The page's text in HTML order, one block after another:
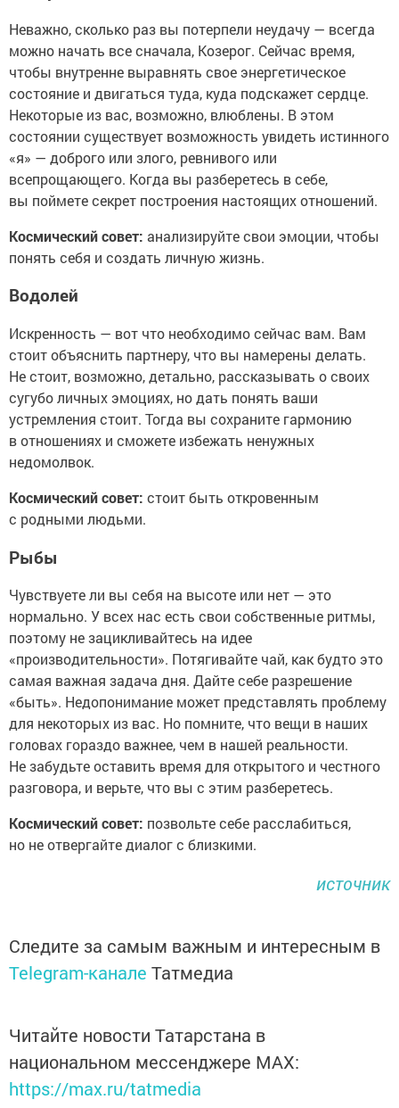
Неважно, сколько раз вы потерпели неудачу — всегда
можно начать все сначала, Козерог. Сейчас время,
чтобы внутренне выравнять свое энергетическое
состояние и двигаться туда, куда подскажет сердце.
Некоторые из вас, возможно, влюблены. В этом
состоянии существует возможность увидеть истинного
«я» — доброго или злого, ревнивого или
всепрощающего. Когда вы разберетесь в себе,
вы поймете секрет построения настоящих отношений.
Космический совет: анализируйте свои эмоции, чтобы
понять себя и создать личную жизнь.
Водолей
Искренность — вот что необходимо сейчас вам. Вам
стоит объяснить партнеру, что вы намерены делать.
Не стоит, возможно, детально, рассказывать о своих
сугубо личных эмоциях, но дать понять ваши
устремления стоит. Тогда вы сохраните гармонию
в отношениях и сможете избежать ненужных
недомолвок.
Космический совет: стоит быть откровенным
с родными людьми.
Рыбы
Чувствуете ли вы себя на высоте или нет — это
нормально. У всех нас есть свои собственные ритмы,
поэтому не зацикливайтесь на идее
«производительности». Потягивайте чай, как будто это
самая важная задача дня. Дайте себе разрешение
«быть». Недопонимание может представлять проблему
для некоторых из вас. Но помните, что вещи в наших
головах гораздо важнее, чем в нашей реальности.
Не забудьте оставить время для открытого и честного
разговора, и верьте, что вы с этим разберетесь.
Космический совет: позвольте себе расслабиться,
но не отвергайте диалог с близкими.
источник
Следите за самым важным и интересным в
Telegram-канале Татмедиа
Читайте новости Татарстана в
национальном мессенджере MАХ:
https://max.ru/tatmedia